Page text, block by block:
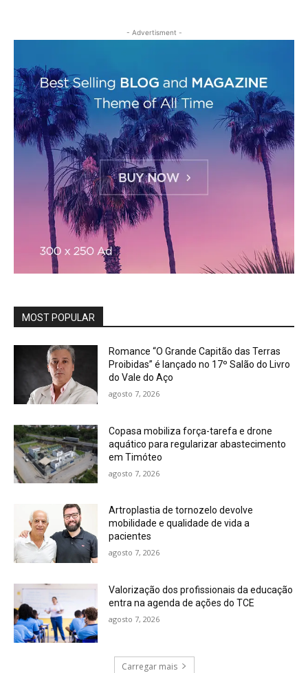
- Advertisment -
MOST POPULAR
Romance “O Grande Capitão das Terras
Proibidas” é lançado no 17º Salão do Livro
do Vale do Aço
agosto 7, 2026
Copasa mobiliza força-tarefa e drone
aquático para regularizar abastecimento
em Timóteo
agosto 7, 2026
Artroplastia de tornozelo devolve
mobilidade e qualidade de vida a
pacientes
agosto 7, 2026
Valorização dos profissionais da educação
entra na agenda de ações do TCE
agosto 7, 2026
Carregar mais